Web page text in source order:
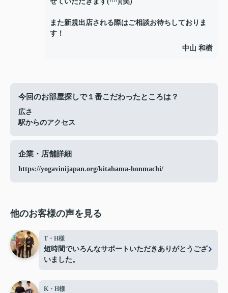
また新規出店される際はご相談お待ちしておりま
す！
中山 和樹
今回のお部屋探しで１番こだわったところは？
広さ
駅からのアクセス
企業・店舗詳細
https://yogavinijapan.org/kitahama-honmachi/
他のお客様の声を見る
T・H様
短時間でいろんなサポートいただきありがとうござ
いました。
K・H様